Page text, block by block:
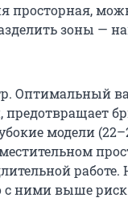
просторная,
зоны —
Оптимальный
предотвращает
модели
работе.
с ними выше риск